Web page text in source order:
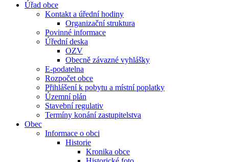
Úřad obce
Kontakt a úřední hodiny
Organizační struktura
Povinné informace
Úřední deska
OZV
Obecně závazné vyhlášky
E-podatelna
Rozpočet obce
Přihlášení k pobytu a místní poplatky
Územní plán
Stavební regulativ
Termíny konání zastupitelstva
Obec
Informace o obci
Historie
Kronika obce